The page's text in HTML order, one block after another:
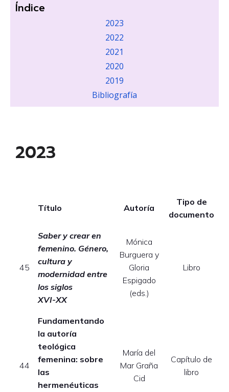
Índice
2023
2022
2021
2020
2019
Bibliografía
2023
Título Autoría
Tipo de
documento
45
Saber y crear en
femenino. Género,
cultura y
modernidad entre
los siglos
XVI-XX
Mónica
Burguera y
Gloria
Espigado
(eds.)
Libro
44
Fundamentando
la autoría
teológica
femenina: sobre
las
hermenéuticas
María del
Mar Graña
Cid
Capítulo de
libro